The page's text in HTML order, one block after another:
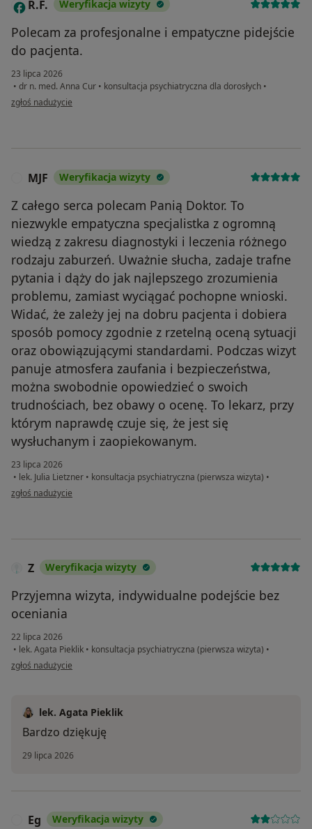
R R.F. Weryfikacja wizyty
Polecam za profesjonalne i empatyczne pidejście
do pacjenta.
23 lipca 2026
• dr n. med. Anna Cur • konsultacja psychiatryczna dla dorosłych •
w opinii użytkownika R.F.
zgłoś nadużycie
MJF Weryfikacja wizyty
Z całego serca polecam Panią Doktor. To
niezwykle empatyczna specjalistka z ogromną
wiedzą z zakresu diagnostyki i leczenia różnego
rodzaju zaburzeń. Uważnie słucha, zadaje trafne
pytania i dąży do jak najlepszego zrozumienia
problemu, zamiast wyciągać pochopne wnioski.
Widać, że zależy jej na dobru pacjenta i dobiera
sposób pomocy zgodnie z rzetelną oceną sytuacji
oraz obowiązującymi standardami. Podczas wizyt
panuje atmosfera zaufania i bezpieczeństwa,
można swobodnie opowiedzieć o swoich
trudnościach, bez obawy o ocenę. To lekarz, przy
którym naprawdę czuje się, że jest się
wysłuchanym i zaopiekowanym.
23 lipca 2026
• lek. Julia Lietzner • konsultacja psychiatryczna (pierwsza wizyta) •
w opinii użytkownika MJF
zgłoś nadużycie
Z Weryfikacja wizyty
Przyjemna wizyta, indywidualne podejście bez
oceniania
22 lipca 2026
• lek. Agata Pieklik • konsultacja psychiatryczna (pierwsza wizyta) •
w opinii użytkownika Z
zgłoś nadużycie
lek. Agata Pieklik
Bardzo dziękuję
29 lipca 2026
Eg Weryfikacja wizyty